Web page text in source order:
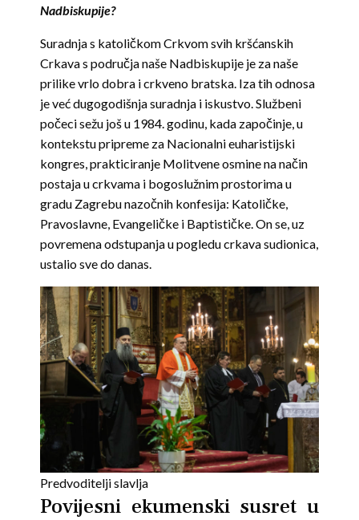
Nadbiskupije?
Suradnja s katoličkom Crkvom svih kršćanskih
Crkava s područja naše Nadbiskupije je za naše
prilike vrlo dobra i crkveno bratska. Iza tih odnosa
je već dugogodišnja suradnja i iskustvo. Službeni
počeci sežu još u 1984. godinu, kada započinje, u
kontekstu pripreme za Nacionalni euharistijski
kongres, prakticiranje Molitvene osmine na način
postaja u crkvama i bogoslužnim prostorima u
gradu Zagrebu nazočnih konfesija: Katoličke,
Pravoslavne, Evangeličke i Baptističke. On se, uz
povremena odstupanja u pogledu crkava sudionica,
ustalio sve do danas.
Predvoditelji slavlja
Povijesni ekumenski susret u